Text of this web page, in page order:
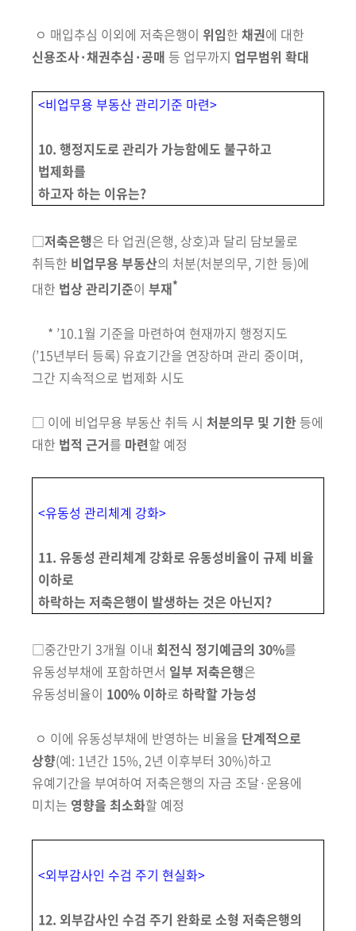
ㅇ 매입추심 이외에 저축은행이 위임한 채권에 대한
신용조사·채권추심·공매 등 업무까지 업무범위 확대
<비업무용 부동산 관리기준 마련>
10. 행정지도로 관리가 가능함에도 불구하고
법제화를
하고자 하는 이유는?
□저축은행은 타 업권(은행, 상호)과 달리 담보물로
취득한 비업무용 부동산의 처분(처분의무, 기한 등)에
대한 법상 관리기준이 부재*
* ’10.1월 기준을 마련하여 현재까지 행정지도
(’15년부터 등록) 유효기간을 연장하며 관리 중이며,
그간 지속적으로 법제화 시도
□ 이에 비업무용 부동산 취득 시 처분의무 및 기한 등에
대한 법적 근거를 마련할 예정
<유동성 관리체계 강화>
11. 유동성 관리체계 강화로 유동성비율이 규제 비율
이하로
하락하는 저축은행이 발생하는 것은 아닌지?
□중간만기 3개월 이내 회전식 정기예금의 30%를
유동성부채에 포함하면서 일부 저축은행은
유동성비율이 100% 이하로 하락할 가능성
ㅇ 이에 유동성부채에 반영하는 비율을 단계적으로
상향(예: 1년간 15%, 2년 이후부터 30%)하고
유예기간을 부여하여 저축은행의 자금 조달·운용에
미치는 영향을 최소화할 예정
<외부감사인 수검 주기 현실화>
12. 외부감사인 수검 주기 완화로 소형 저축은행의